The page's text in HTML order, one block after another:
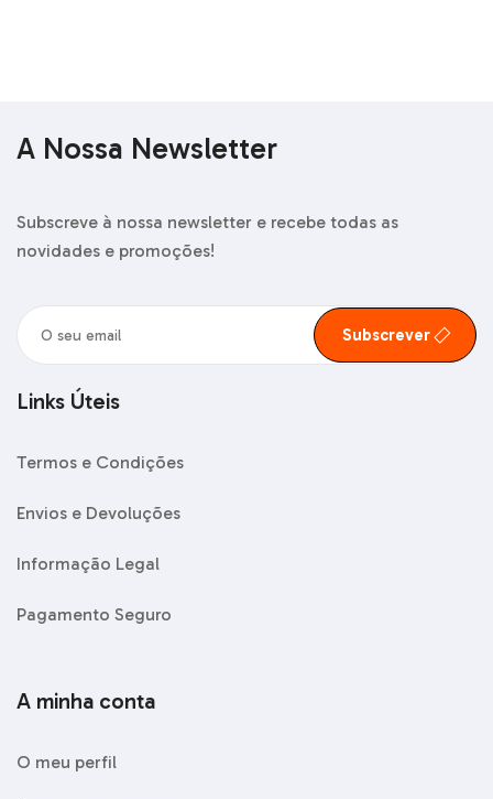
A Nossa Newsletter
Subscreve à nossa newsletter e recebe todas as
novidades e promoções!
Subscrever
Links Úteis
Termos e Condições
Envios e Devoluções
Informação Legal
Pagamento Seguro
A minha conta
O meu perfil